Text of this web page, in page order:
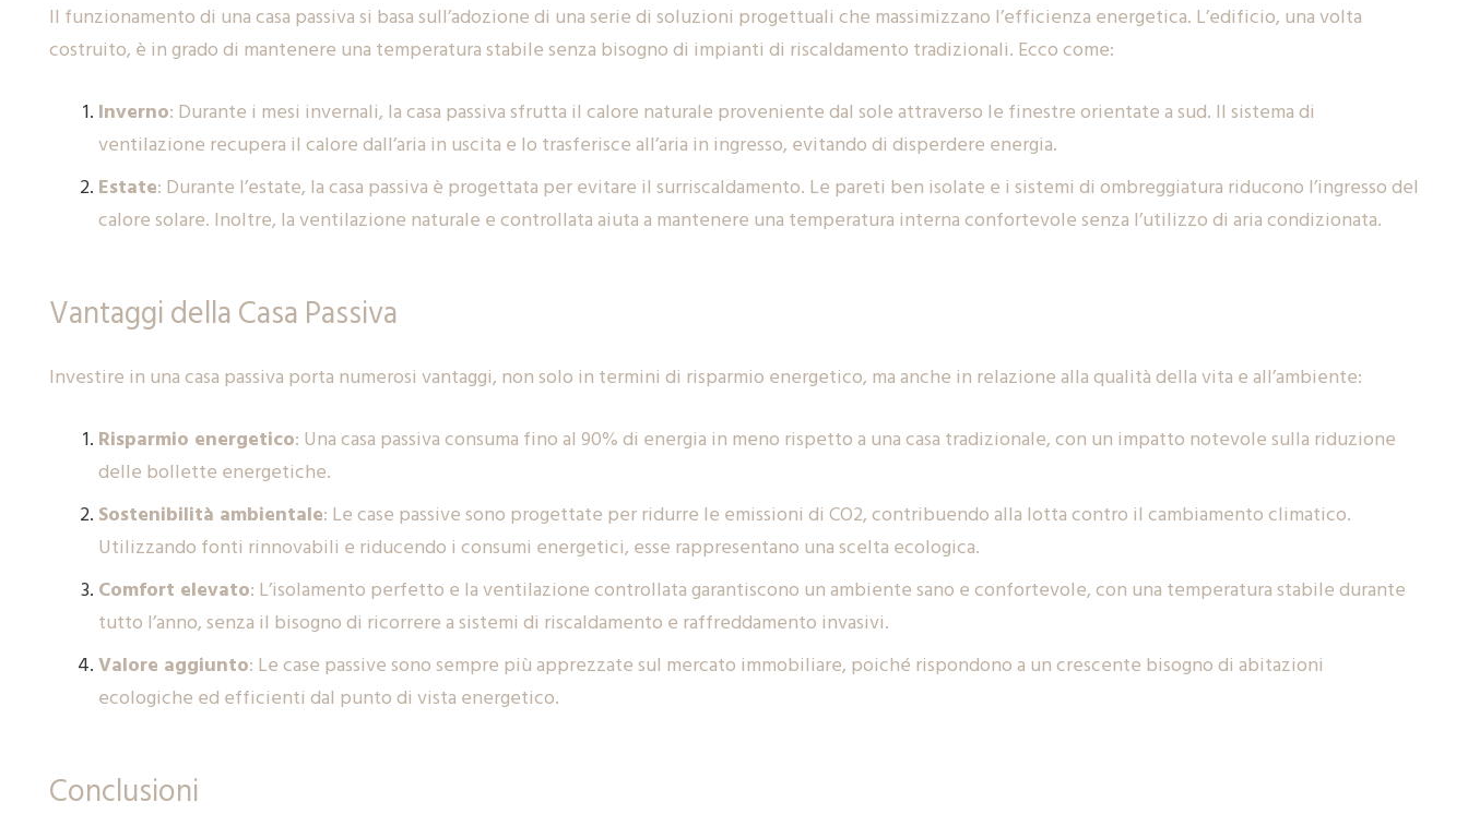
Il funzionamento di una casa passiva si basa sull’adozione di una serie di soluzioni progettuali che massimizzano l’efficienza energetica. L’edificio, una volta
costruito, è in grado di mantenere una temperatura stabile senza bisogno di impianti di riscaldamento tradizionali. Ecco come:
Inverno: Durante i mesi invernali, la casa passiva sfrutta il calore naturale proveniente dal sole attraverso le finestre orientate a sud. Il sistema di
ventilazione recupera il calore dall’aria in uscita e lo trasferisce all’aria in ingresso, evitando di disperdere energia.
Estate: Durante l’estate, la casa passiva è progettata per evitare il surriscaldamento. Le pareti ben isolate e i sistemi di ombreggiatura riducono l’ingresso del
calore solare. Inoltre, la ventilazione naturale e controllata aiuta a mantenere una temperatura interna confortevole senza l’utilizzo di aria condizionata.
Vantaggi della Casa Passiva
Investire in una casa passiva porta numerosi vantaggi, non solo in termini di risparmio energetico, ma anche in relazione alla qualità della vita e all’ambiente:
Risparmio energetico: Una casa passiva consuma fino al 90% di energia in meno rispetto a una casa tradizionale, con un impatto notevole sulla riduzione
delle bollette energetiche.
Sostenibilità ambientale: Le case passive sono progettate per ridurre le emissioni di CO2, contribuendo alla lotta contro il cambiamento climatico.
Utilizzando fonti rinnovabili e riducendo i consumi energetici, esse rappresentano una scelta ecologica.
Comfort elevato: L’isolamento perfetto e la ventilazione controllata garantiscono un ambiente sano e confortevole, con una temperatura stabile durante
tutto l’anno, senza il bisogno di ricorrere a sistemi di riscaldamento e raffreddamento invasivi.
Valore aggiunto: Le case passive sono sempre più apprezzate sul mercato immobiliare, poiché rispondono a un crescente bisogno di abitazioni
ecologiche ed efficienti dal punto di vista energetico.
Conclusioni